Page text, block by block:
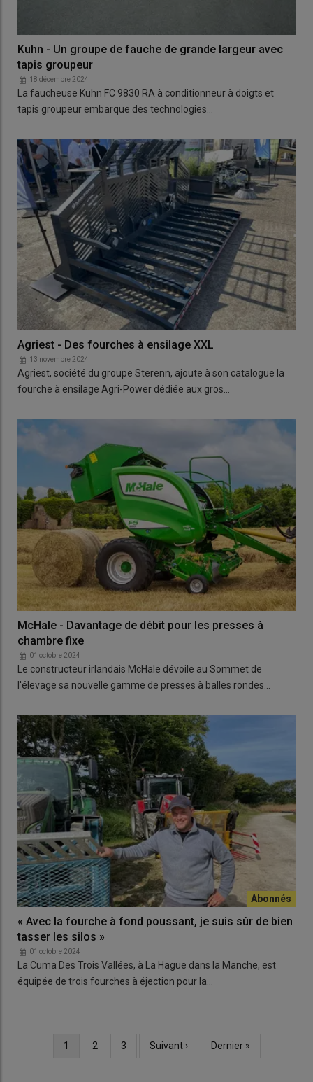
Kuhn - Un groupe de fauche de grande largeur avec
tapis groupeur
18 décembre 2024
La faucheuse Kuhn FC 9830 RA à conditionneur à doigts et
tapis groupeur embarque des technologies…
Agriest - Des fourches à ensilage XXL
13 novembre 2024
Agriest, société du groupe Sterenn, ajoute à son catalogue la
fourche à ensilage Agri-Power dédiée aux gros…
McHale - Davantage de débit pour les presses à
chambre fixe
01 octobre 2024
Le constructeur irlandais McHale dévoile au Sommet de
l'élevage sa nouvelle gamme de presses à balles rondes…
« Avec la fourche à fond poussant, je suis sûr de bien
tasser les silos »
01 octobre 2024
La Cuma Des Trois Vallées, à La Hague dans la Manche, est
équipée de trois fourches à éjection pour la…
Page
1 Page
2 Page
3
Page
Suivant ›
Dernière
Dernier »